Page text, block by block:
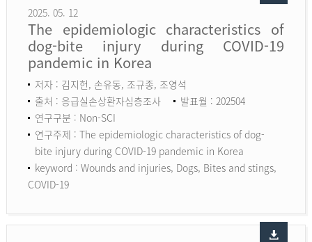
2025. 05. 12
The epidemiologic characteristics of
dog-bite injury during COVID-19
pandemic in Korea
저자 : 김지헌, 손유동, 조규종, 조영석
출처 : 응급실손상환자심층조사
발표월 : 202504
연구구분 : Non-SCI
연구주제 : The epidemiologic characteristics of dog-
bite injury during COVID-19 pandemic in Korea
keyword : Wounds and injuries, Dogs, Bites and stings,
COVID-19